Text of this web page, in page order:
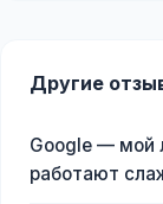
Другие
Google — мой
работают